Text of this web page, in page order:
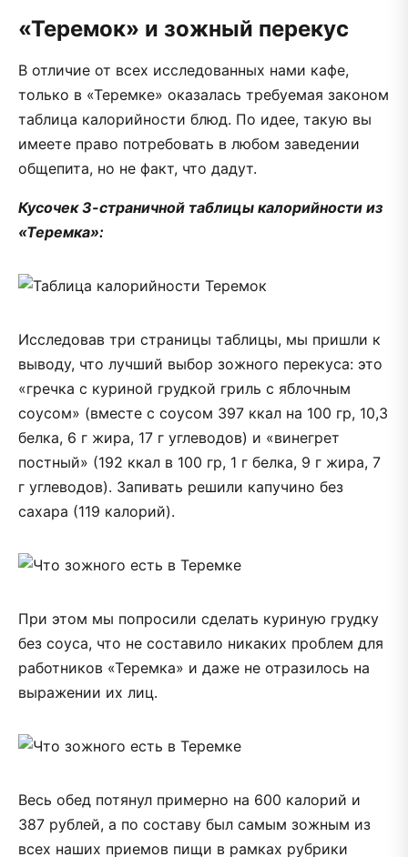
«Теремок» и зожный перекус
В отличие от всех исследованных нами кафе,
только в «Теремке» оказалась требуемая законом
таблица калорийности блюд. По идее, такую вы
имеете право потребовать в любом заведении
общепита, но не факт, что дадут.
Кусочек 3-страничной таблицы калорийности из
«Теремка»:
Исследовав три страницы таблицы, мы пришли к
выводу, что лучший выбор зожного перекуса: это
«гречка с куриной грудкой гриль с яблочным
соусом» (вместе с соусом 397 ккал на 100 гр, 10,3
белка, 6 г жира, 17 г углеводов) и «винегрет
постный» (192 ккал в 100 гр, 1 г белка, 9 г жира, 7
г углеводов). Запивать решили капучино без
сахара (119 калорий).
При этом мы попросили сделать куриную грудку
без соуса, что не составило никаких проблем для
работников «Теремка» и даже не отразилось на
выражении их лиц.
Весь обед потянул примерно на 600 калорий и
387 рублей, а по составу был самым зожным из
всех наших приемов пищи в рамках рубрики